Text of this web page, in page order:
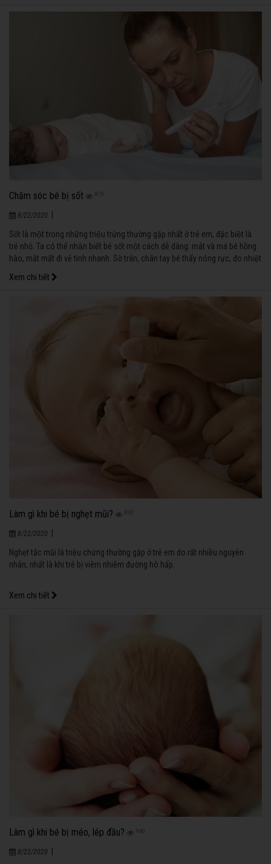
Chăm sóc bé bị sốt 879
8/22/2020
Sốt là một trong những triệu trứng thường gặp nhất ở trẻ em, đặc biệt là
trẻ nhỏ. Ta có thể nhận biết bé sốt một cách dễ dàng: mắt và má bé hồng
hào, mắt mất đi vẻ tinh nhanh. Sờ trán, chân tay bé thấy nóng rực, đo nhiệt
Xem chi tiết
Làm gì khi bé bị nghẹt mũi? 833
8/22/2020
Nghẹt tắc mũi là triệu chứng thường gặp ở trẻ em do rất nhiều nguyên
nhân, nhất là khi trẻ bị viêm nhiễm đường hô hấp.
Xem chi tiết
Làm gì khi bé bị méo, lép đầu? 940
8/22/2020